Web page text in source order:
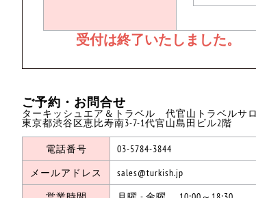
ご予約・お問合せ
ターキッシュエア＆トラベル 代官山トラベルサ
東京都渋谷区恵比寿南3-7-1代官山島田ビル2階
電話番号 03-5784-3844
メールアドレス
sales@turkish.jp